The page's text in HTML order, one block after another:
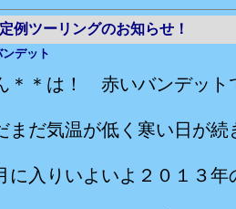
例ツーリングのお知らせ！
デット
＊＊は！ 赤いバンデット
まだ気温が低く寒い日が
に入りいよいよ２０１３